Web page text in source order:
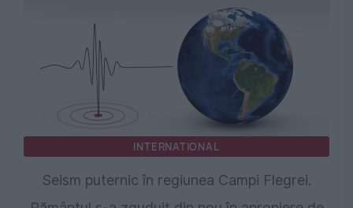
INTERNATIONAL
Seism puternic în regiunea Campi Flegrei.